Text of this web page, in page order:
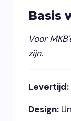
Basis
Voor
zijn.
Levertijd:
Design: